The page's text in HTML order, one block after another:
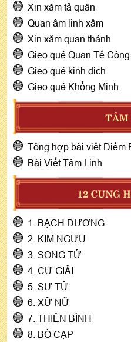
Xin xăm tả quân
Quan âm linh xâm
Xin xăm quan thánh
Gieo quẻ Quan Tế Công
Gieo quẻ kinh dịch
Gieo quẻ Khổng Minh
Tổng hợp bài viết Điềm
Bài Viết Tâm Linh
12 CUNG
1. BẠCH DƯƠNG
2. KIM NGƯU
3. SONG TỬ
4. CỰ GIẢI
5. SƯ TỬ
6. XỬ NỮ
7. THIÊN BÌNH
8. BÒ CẠP